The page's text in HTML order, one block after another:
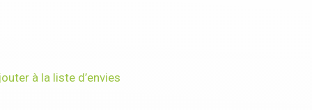
à la liste d’envies